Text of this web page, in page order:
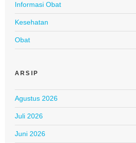
Informasi Obat
Kesehatan
Obat
ARSIP
Agustus 2026
Juli 2026
Juni 2026